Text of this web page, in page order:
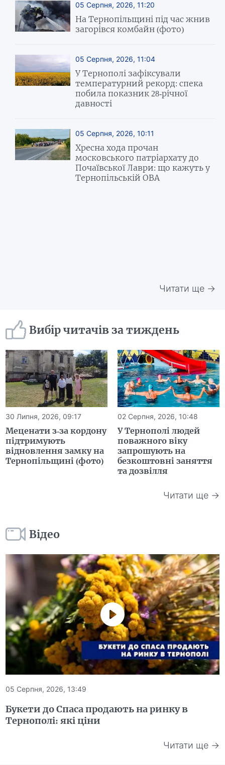
05 Серпня, 2026, 11:20
На Тернопільщині під час жнив
загорівся комбайн (фото)
05 Серпня, 2026, 11:04
У Тернополі зафіксували
температурний рекорд: спека
побила показник 28-річної
давності
05 Серпня, 2026, 10:11
Хресна хода прочан
московського патріархату до
Почаївської Лаври: що кажуть у
Тернопільській ОВА
Читати ще →
Вибір читачів за тиждень
30 Липня, 2026, 09:17
Меценати з-за кордону
підтримують
відновлення замку на
Тернопільщині (фото)
02 Серпня, 2026, 10:48
У Тернополі людей
поважного віку
запрошують на
безкоштовні заняття
та дозвілля
Читати ще →
Відео
05 Серпня, 2026, 13:49
Букети до Спаса продають на ринку в
Тернополі: які ціни
Читати ще →